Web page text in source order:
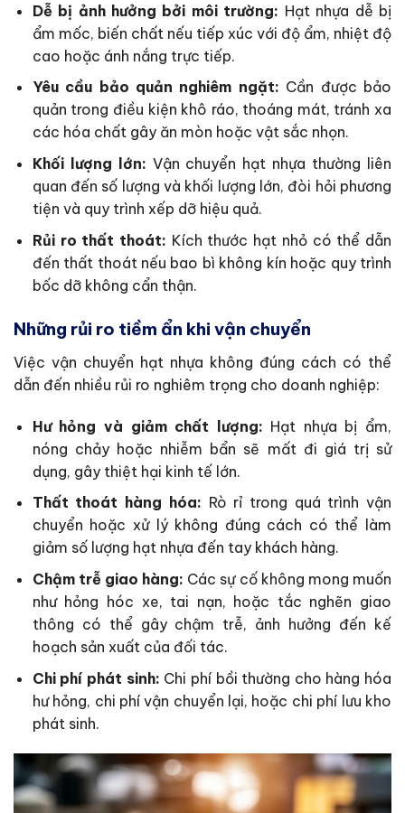
Dễ bị ảnh hưởng bởi môi trường: Hạt nhựa dễ bị
ẩm mốc, biến chất nếu tiếp xúc với độ ẩm, nhiệt độ
cao hoặc ánh nắng trực tiếp.
Yêu cầu bảo quản nghiêm ngặt: Cần được bảo
quản trong điều kiện khô ráo, thoáng mát, tránh xa
các hóa chất gây ăn mòn hoặc vật sắc nhọn.
Khối lượng lớn: Vận chuyển hạt nhựa thường liên
quan đến số lượng và khối lượng lớn, đòi hỏi phương
tiện và quy trình xếp dỡ hiệu quả.
Rủi ro thất thoát: Kích thước hạt nhỏ có thể dẫn
đến thất thoát nếu bao bì không kín hoặc quy trình
bốc dỡ không cẩn thận.
Những rủi ro tiềm ẩn khi vận chuyển
Việc vận chuyển hạt nhựa không đúng cách có thể
dẫn đến nhiều rủi ro nghiêm trọng cho doanh nghiệp:
Hư hỏng và giảm chất lượng: Hạt nhựa bị ẩm,
nóng chảy hoặc nhiễm bẩn sẽ mất đi giá trị sử
dụng, gây thiệt hại kinh tế lớn.
Thất thoát hàng hóa: Rò rỉ trong quá trình vận
chuyển hoặc xử lý không đúng cách có thể làm
giảm số lượng hạt nhựa đến tay khách hàng.
Chậm trễ giao hàng: Các sự cố không mong muốn
như hỏng hóc xe, tai nạn, hoặc tắc nghẽn giao
thông có thể gây chậm trễ, ảnh hưởng đến kế
hoạch sản xuất của đối tác.
Chi phí phát sinh: Chi phí bồi thường cho hàng hóa
hư hỏng, chi phí vận chuyển lại, hoặc chi phí lưu kho
phát sinh.